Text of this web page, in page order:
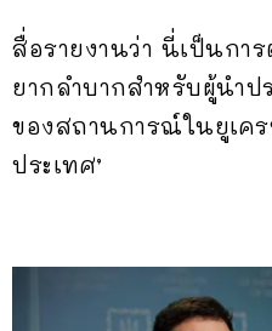
สื่อรายงานว่า นี่เป็นกา
ยากลำบากสำหรับผู้นำ
ของสถานการณ์ในยูเค
ประเทศ’